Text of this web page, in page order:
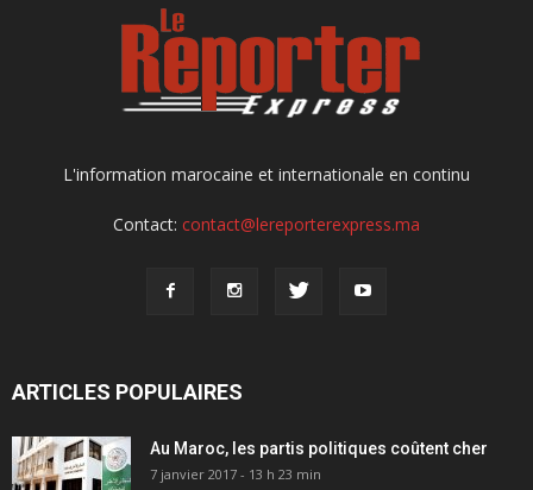
L'information marocaine et internationale en continu
Contact: contact@lereporterexpress.ma
ARTICLES POPULAIRES
Au Maroc, les partis politiques coûtent cher
7 janvier 2017 - 13 h 23 min